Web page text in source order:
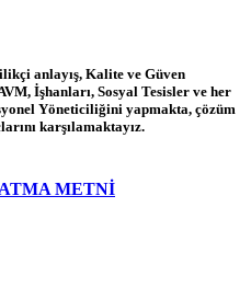
anlayış, Kalite ve Güven
İşhanları, Sosyal Tesisler ve her
Yöneticiliğini yapmakta, çözüm
karşılamaktayız.
METNİ